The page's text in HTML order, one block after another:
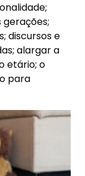
gerações;
discursos e
alargar a
etário; o
para